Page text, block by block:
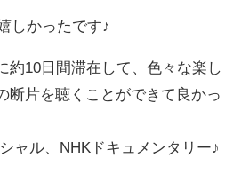
しかったです♪
約10日間滞在して、色々な楽し
断片を聴くことができて良かっ
ャル、NHKドキュメンタリー♪